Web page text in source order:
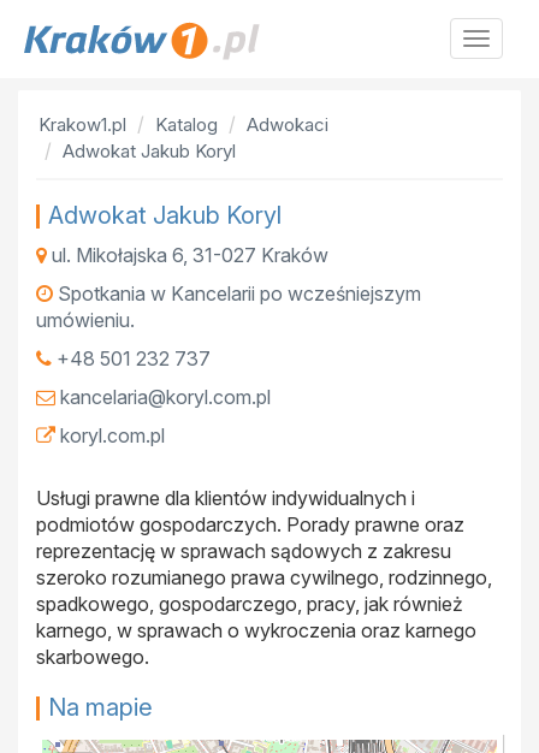
Krakow1.pl Katalog
Adwokaci
Adwokat Jakub Koryl
Adwokat Jakub Koryl
ul. Mikołajska 6, 31-027 Kraków
Spotkania w Kancelarii po wcześniejszym
umówieniu.
+48 501 232 737
kancelaria@koryl.com.pl
koryl.com.pl
Usługi prawne dla klientów indywidualnych i
podmiotów gospodarczych. Porady prawne oraz
reprezentację w sprawach sądowych z zakresu
szeroko rozumianego prawa cywilnego, rodzinnego,
spadkowego, gospodarczego, pracy, jak również
karnego, w sprawach o wykroczenia oraz karnego
skarbowego.
Na mapie